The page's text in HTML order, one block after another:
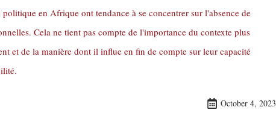
en Afrique ont tendance à se concentrer sur l'absence de
Cela ne tient pas compte de l'importance du contexte plus
et de la manière dont il influe en fin de compte sur leur capacité
October 4, 2023